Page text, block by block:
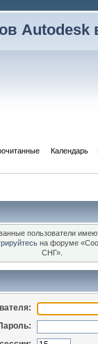
Autodesk
Календарь
пользователи
на форуме
СНГ».